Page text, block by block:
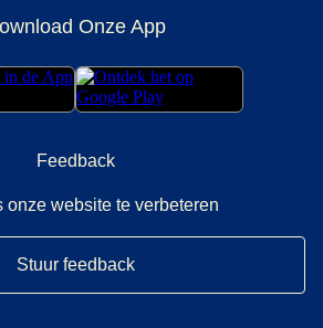
Onze App
Feedback
onze website te verbeteren
Stuur feedback